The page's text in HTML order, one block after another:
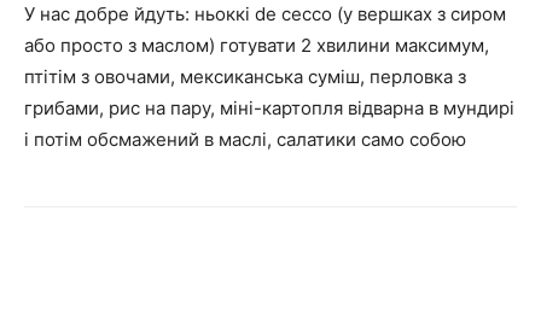
У нас добре йдуть: ньоккі de cecco (у вершках з сиром
або просто з маслом) готувати 2 хвилини максимум,
птітім з овочами, мексиканська суміш, перловка з
грибами, рис на пару, міні-картопля відварна в мундирі
і потім обсмажений в маслі, салатики само собою